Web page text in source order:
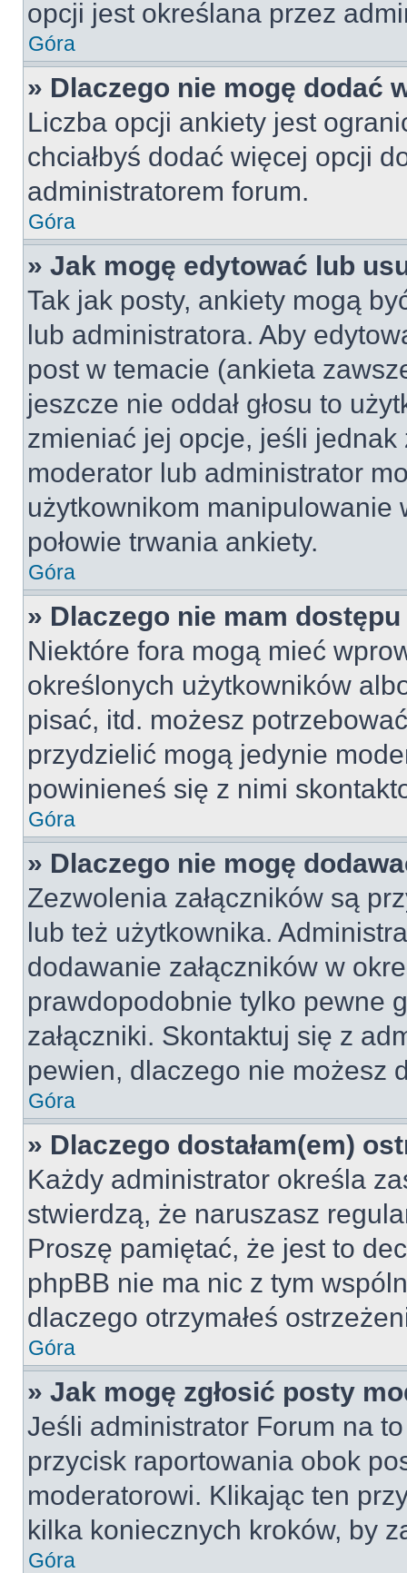
opcji jest określana przez
Góra
» Dlaczego nie mogę dodać
Liczba opcji ankiety jest
chciałbyś dodać więcej opcji
administratorem forum.
Góra
» Jak mogę edytować lub
Tak jak posty, ankiety mogą
lub administratora. Aby
post w temacie (ankieta
jeszcze nie oddał głosu to
zmieniać jej opcje, jeśli jednak
moderator lub administrator
użytkownikom manipulowanie
połowie trwania ankiety.
Góra
» Dlaczego nie mam
Niektóre fora mogą mieć
określonych użytkowników
pisać, itd. możesz
przydzielić mogą jedynie
powinieneś się z nimi
Góra
» Dlaczego nie mogę
Zezwolenia załączników są
lub też użytkownika.
dodawanie załączników w
prawdopodobnie tylko pewne
załączniki. Skontaktuj się z
pewien, dlaczego nie możesz
Góra
» Dlaczego dostałam(em)
Każdy administrator określa
stwierdzą, że naruszasz
Proszę pamiętać, że jest to
phpBB nie ma nic z tym
dlaczego otrzymałeś
Góra
» Jak mogę zgłosić posty
Jeśli administrator Forum na
przycisk raportowania obok
moderatorowi. Klikając ten
kilka koniecznych kroków, by
Góra